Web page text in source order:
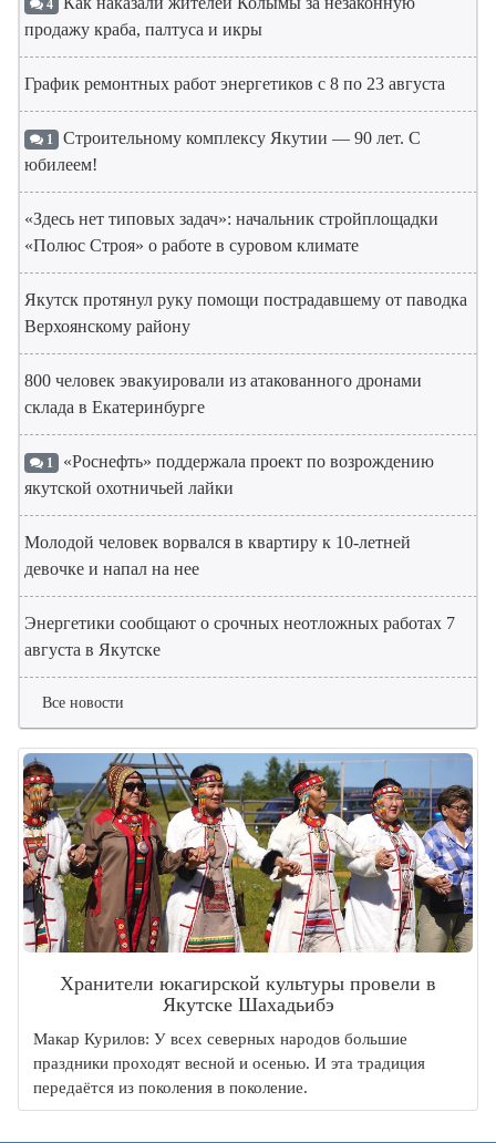
4
продажу краба, палтуса и икры
График ремонтных работ энергетиков с 8 по 23 августа
1 Строительному комплексу Якутии — 90 лет. С
юбилеем!
«Здесь нет типовых задач»: начальник стройплощадки
«Полюс Строя» о работе в суровом климате
Якутск протянул руку помощи пострадавшему от паводка
Верхоянскому району
800 человек эвакуировали из атакованного дронами
склада в Екатеринбурге
1 «Роснефть» поддержала проект по возрождению
якутской охотничьей лайки
Молодой человек ворвался в квартиру к 10-летней
девочке и напал на нее
Энергетики сообщают о срочных неотложных работах 7
августа в Якутске
Все новости
Хранители юкагирской культуры провели в
Якутске Шахадьибэ
Макар Курилов: У всех северных народов большие
праздники проходят весной и осенью. И эта традиция
передаётся из поколения в поколение.